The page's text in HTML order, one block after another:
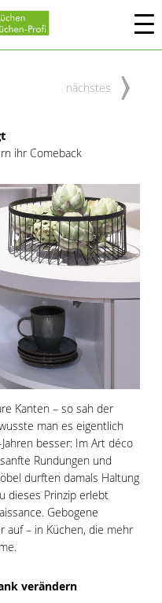
nächstes
ihr Comeback
Kanten – so sah der
man es eigentlich
besser: Im Art déco
Rundungen und
durften damals Haltung
dieses Prinzip erlebt
Gebogene
auf – in Küchen, die mehr
verändern